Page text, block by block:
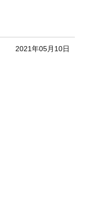
2021年05月10日